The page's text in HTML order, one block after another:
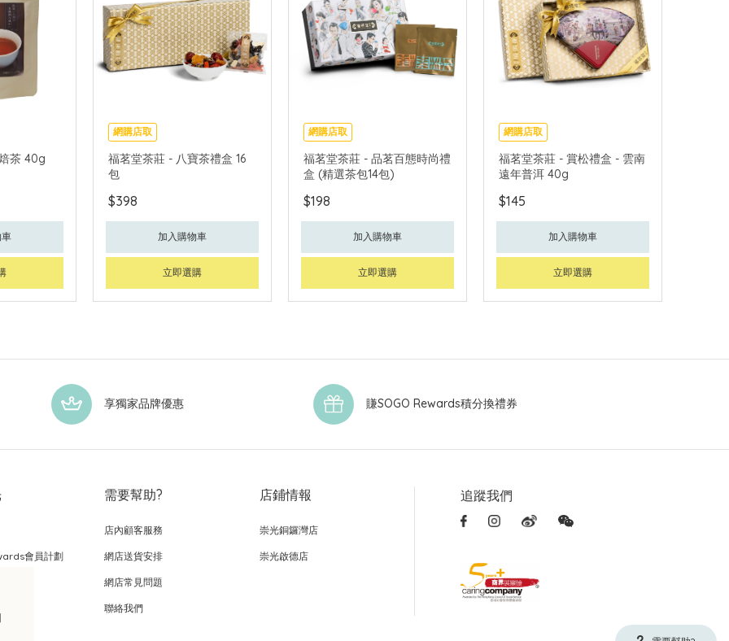
茶 40g
網購店取
福茗堂茶莊 - 八寶茶禮盒 16
包
$398
加入購物車
立即選購
網購店取
福茗堂茶莊 - 品茗百態時尚禮
盒 (精選茶包14包)
$198
加入購物車
立即選購
網購店取
福茗堂茶莊 - 賞松禮盒 - 雲南
遠年普洱 40g
$145
加入購物車
立即選購
享獨家品牌優惠 賺SOGO Rewards積分換禮券
會員計劃
需要幫助?
店內顧客服務
網店送貨安排
網店常見問題
聯絡我們
店鋪情報
崇光銅鑼灣店
崇光啟德店
追蹤我們